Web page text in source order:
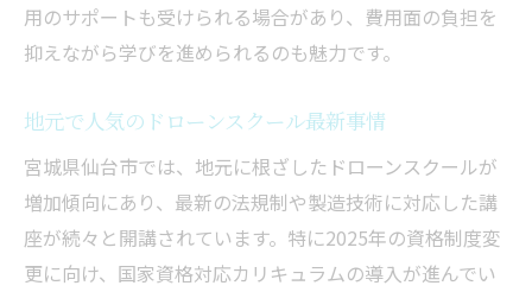
用のサポートも受けられる場合があり、費用面の負担を
抑えながら学びを進められるのも魅力です。
地元で人気のドローンスクール最新事情
宮城県仙台市では、地元に根ざしたドローンスクールが
増加傾向にあり、最新の法規制や製造技術に対応した講
座が続々と開講されています。特に2025年の資格制度変
更に向け、国家資格対応カリキュラムの導入が進んでい